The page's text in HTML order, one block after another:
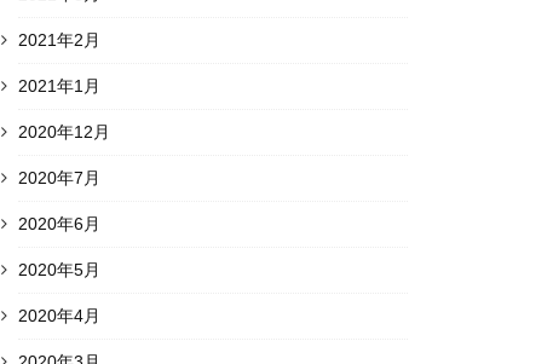
2021年2月
2021年1月
2020年12月
2020年7月
2020年6月
2020年5月
2020年4月